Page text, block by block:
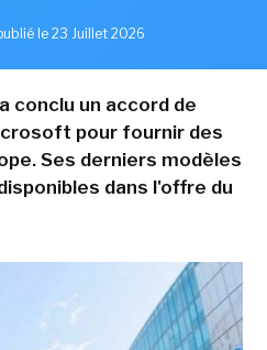
le 23 Juillet 2026
conclu un accord de
pour fournir des
Ses derniers modèles
dans l'offre du